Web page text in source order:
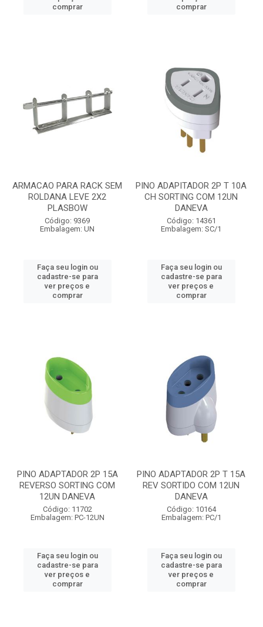
comprar
comprar
ARMACAO PARA RACK SEM
ROLDANA LEVE 2X2
PLASBOW
Código: 9369
Embalagem: UN
Faça seu login ou
cadastre-se para
ver preços e
comprar
PINO ADAPITADOR 2P T 10A
CH SORTING COM 12UN
DANEVA
Código: 14361
Embalagem: SC/1
Faça seu login ou
cadastre-se para
ver preços e
comprar
PINO ADAPTADOR 2P 15A
REVERSO SORTING COM
12UN DANEVA
Código: 11702
Embalagem: PC-12UN
Faça seu login ou
cadastre-se para
ver preços e
comprar
PINO ADAPTADOR 2P T 15A
REV SORTIDO COM 12UN
DANEVA
Código: 10164
Embalagem: PC/1
Faça seu login ou
cadastre-se para
ver preços e
comprar